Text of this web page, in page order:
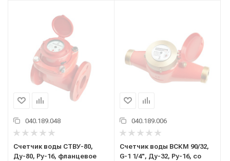
040.189.048
Счетчик воды СТВУ-80,
Ду-80, Ру-16, фланцевое
040.189.006
Счетчик воды ВСКМ 90/32,
G-1 1/4", Ду-32, Ру-16, со